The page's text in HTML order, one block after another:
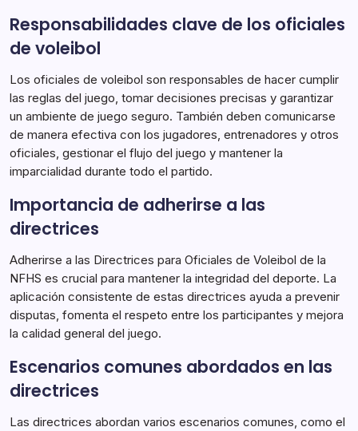
Responsabilidades clave de los oficiales
de voleibol
Los oficiales de voleibol son responsables de hacer cumplir
las reglas del juego, tomar decisiones precisas y garantizar
un ambiente de juego seguro. También deben comunicarse
de manera efectiva con los jugadores, entrenadores y otros
oficiales, gestionar el flujo del juego y mantener la
imparcialidad durante todo el partido.
Importancia de adherirse a las
directrices
Adherirse a las Directrices para Oficiales de Voleibol de la
NFHS es crucial para mantener la integridad del deporte. La
aplicación consistente de estas directrices ayuda a prevenir
disputas, fomenta el respeto entre los participantes y mejora
la calidad general del juego.
Escenarios comunes abordados en las
directrices
Las directrices abordan varios escenarios comunes, como el